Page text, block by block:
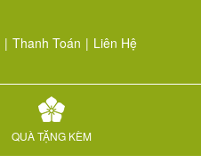
| Thanh Toán | Liên Hệ
QUÀ TẶNG KÈM